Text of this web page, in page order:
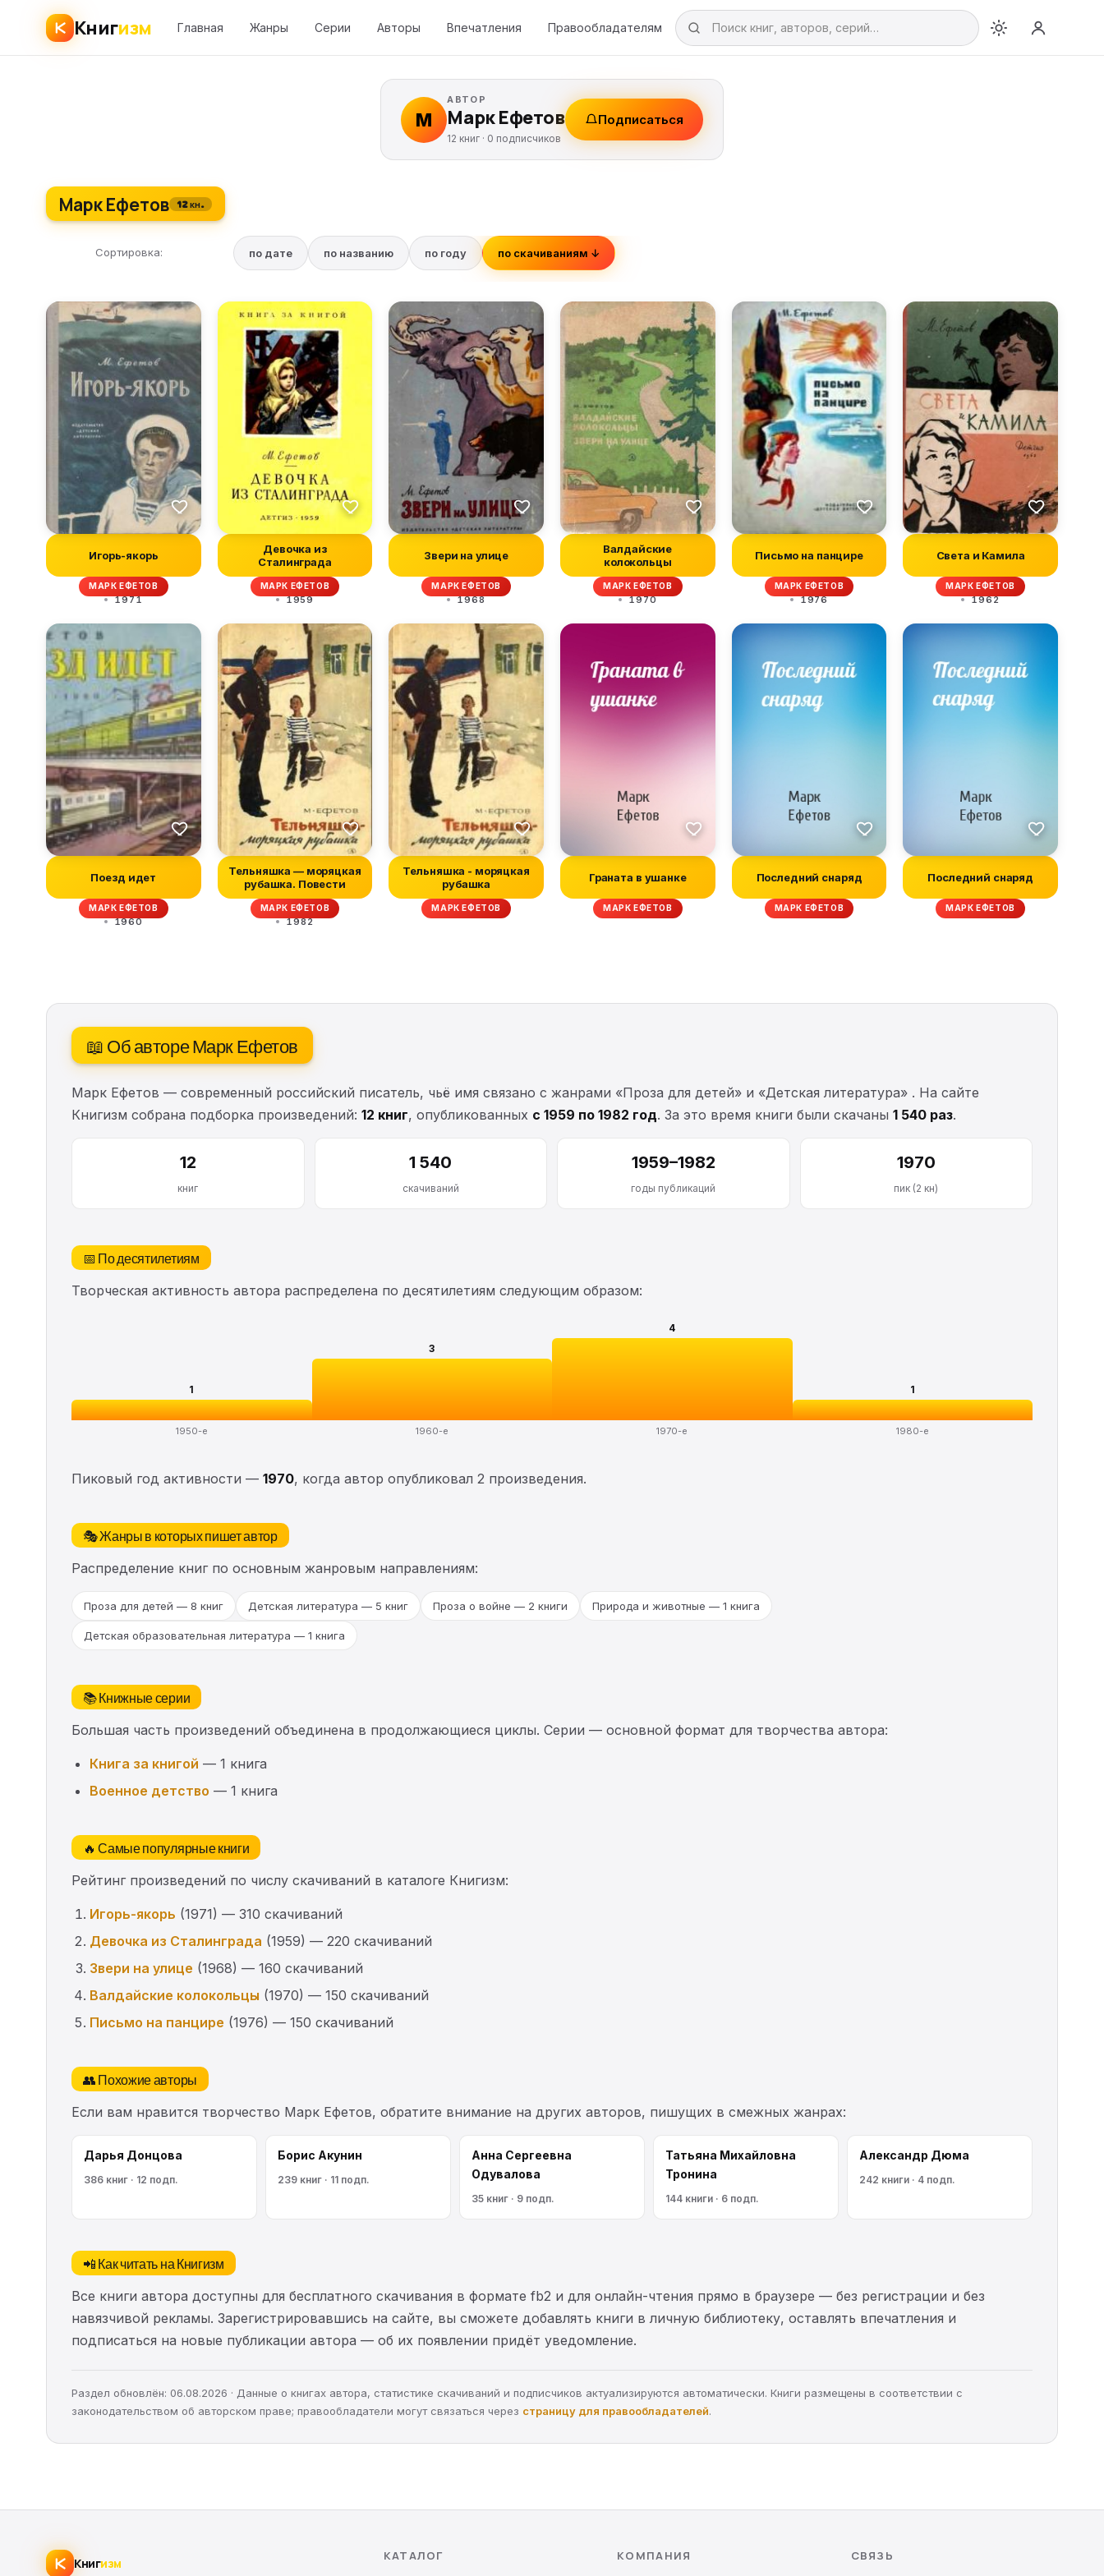
Книгизм Главная Жанры Серии Авторы Впечатления Правообладателям
М
АВТОР
Марк Ефетов
12 книг · 0 подписчиков
Подписаться
Марк Ефетов 12 кн.
Сортировка: по дате по названию по году по скачиваниям ↓
Игорь-якорь
МАРК ЕФЕТОВ
1971
Девочка из
Сталинграда
МАРК ЕФЕТОВ
1959
Звери на улице
МАРК ЕФЕТОВ
1968
Валдайские
колокольцы
МАРК ЕФЕТОВ
1970
Письмо на панцире
МАРК ЕФЕТОВ
1976
Света и Камила
МАРК ЕФЕТОВ
1962
Поезд идет
МАРК ЕФЕТОВ
1960
Тельняшка — моряцкая
рубашка. Повести
МАРК ЕФЕТОВ
1982
Тельняшка - моряцкая
рубашка
МАРК ЕФЕТОВ
Граната в ушанке
МАРК ЕФЕТОВ
Последний снаряд
МАРК ЕФЕТОВ
Последний снаряд
МАРК ЕФЕТОВ
📖 Об авторе Марк Ефетов
Марк Ефетов — современный российский писатель, чьё имя связано с жанрами «Проза для детей» и «Детская литература» . На сайте
Книгизм собрана подборка произведений: 12 книг, опубликованных с 1959 по 1982 год. За это время книги были скачаны 1 540 раз.
12
книг
1 540
скачиваний
1959–1982
годы публикаций
1970
пик (2 кн)
📅 По десятилетиям
Творческая активность автора распределена по десятилетиям следующим образом:
1
1950-е
3
1960-е
4
1970-е
1
1980-е
Пиковый год активности — 1970, когда автор опубликовал 2 произведения.
🎭 Жанры в которых пишет автор
Распределение книг по основным жанровым направлениям:
Проза для детей — 8 книг Детская литература — 5 книг Проза о войне — 2 книги Природа и животные — 1 книга
Детская образовательная литература — 1 книга
📚 Книжные серии
Большая часть произведений объединена в продолжающиеся циклы. Серии — основной формат для творчества автора:
Книга за книгой — 1 книга
Военное детство — 1 книга
🔥 Самые популярные книги
Рейтинг произведений по числу скачиваний в каталоге Книгизм:
Игорь-якорь (1971) — 310 скачиваний
Девочка из Сталинграда (1959) — 220 скачиваний
Звери на улице (1968) — 160 скачиваний
Валдайские колокольцы (1970) — 150 скачиваний
Письмо на панцире (1976) — 150 скачиваний
👥 Похожие авторы
Если вам нравится творчество Марк Ефетов, обратите внимание на других авторов, пишущих в смежных жанрах:
Дарья Донцова
386 книг · 12 подп.
Борис Акунин
239 книг · 11 подп.
Анна Сергеевна
Одувалова
35 книг · 9 подп.
Татьяна Михайловна
Тронина
144 книги · 6 подп.
Александр Дюма
242 книги · 4 подп.
📲 Как читать на Книгизм
Все книги автора доступны для бесплатного скачивания в формате fb2 и для онлайн-чтения прямо в браузере — без регистрации и без
навязчивой рекламы. Зарегистрировавшись на сайте, вы сможете добавлять книги в личную библиотеку, оставлять впечатления и
подписаться на новые публикации автора — об их появлении придёт уведомление.
Раздел обновлён: 06.08.2026 · Данные о книгах автора, статистике скачиваний и подписчиков актуализируются автоматически. Книги размещены в соответствии с
законодательством об авторском праве; правообладатели могут связаться через страницу для правообладателей.
Книгизм
КАТАЛОГ КОМПАНИЯ СВЯЗЬ